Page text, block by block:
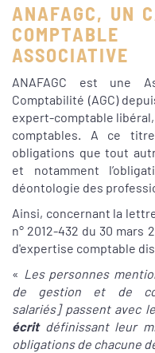
ANAFAGC, UN
ASSOCIATIVE
ANAFAGC est une
Comptabilité (AGC)
expert-comptable
comptables. A ce
obligations que tout
et notamment
déontologie des
Ainsi, concernant la
n° 2012-432 du 30 mars
d'expertise comptable
« Les personnes
de gestion et de
salariés] passent avec
écritdéfinissant leur
obligations de chacune